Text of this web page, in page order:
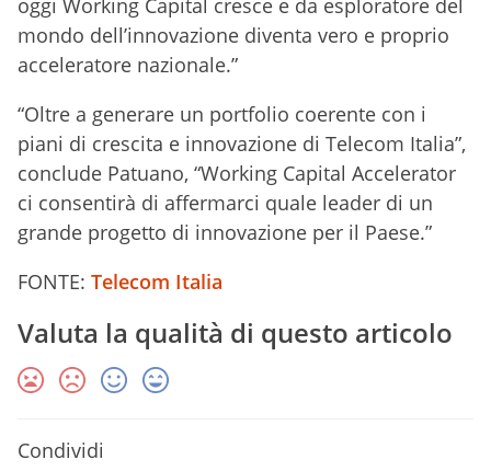
oggi Working Capital cresce e da esploratore del
mondo dell’innovazione diventa vero e proprio
acceleratore nazionale.”
“Oltre a generare un portfolio coerente con i
piani di crescita e innovazione di Telecom Italia”,
conclude Patuano, “Working Capital Accelerator
ci consentirà di affermarci quale leader di un
grande progetto di innovazione per il Paese.”
FONTE: Telecom Italia
Valuta la qualità di questo articolo
Condividi